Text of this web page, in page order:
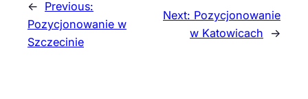
← Previous:
Pozycjonowanie w
Szczecinie
Next: Pozycjonowanie
w Katowicach
→